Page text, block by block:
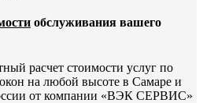
обслуживания вашего
расчет стоимости услуг по
на любой высоте в Самаре и
от компании «ВЭК СЕРВИС»